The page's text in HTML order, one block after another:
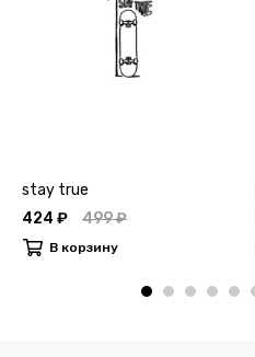
stay true
424 ₽
499 ₽
В корзину